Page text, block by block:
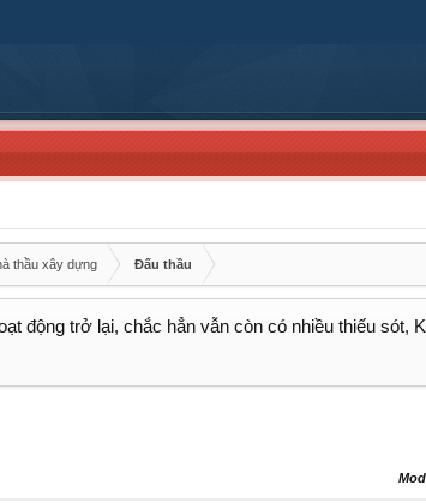
thầu xây dựng Đấu thầu
động trở lại, chắc hẳn vẫn còn có nhiều thiếu sót,